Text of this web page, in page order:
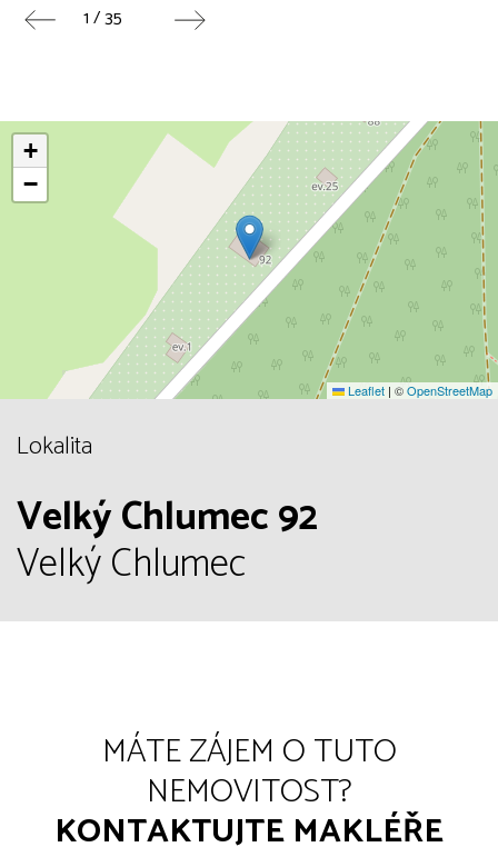
1 / 35
+
−
Leaflet | ©OpenStreetMap
Lokalita
Velký Chlumec 92
Velký Chlumec
MÁTE ZÁJEM O TUTO
NEMOVITOST?
KONTAKTUJTE MAKLÉŘE